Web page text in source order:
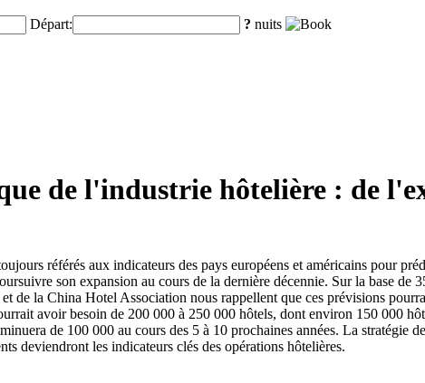
Départ: ? nuits
de l'industrie hôtelière : de
référés aux indicateurs des pays européens et américains pour
son expansion au cours de la dernière décennie. Sur la base
de la China Hotel Association nous rappellent que ces prévisions
avoir besoin de 200 000 à 250 000 hôtels, dont environ 150 000
de 100 000 au cours des 5 à 10 prochaines années. La
deviendront les indicateurs clés des opérations hôtelières.